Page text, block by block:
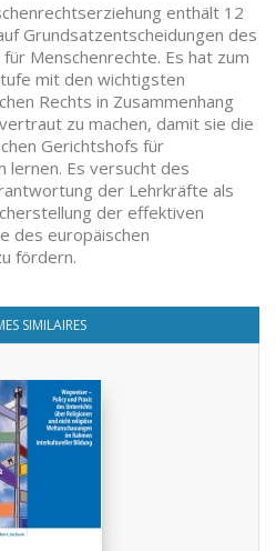
enthält 12
Grundsatzentscheidungen des
Menschenrechte. Es hat zum
mit den wichtigsten
Rechts in Zusammenhang
zu machen, damit sie die
Gerichtshofs für
lernen. Es versucht des
der Lehrkräfte als
der effektiven
des europäischen
fördern.
SIMILAIRES